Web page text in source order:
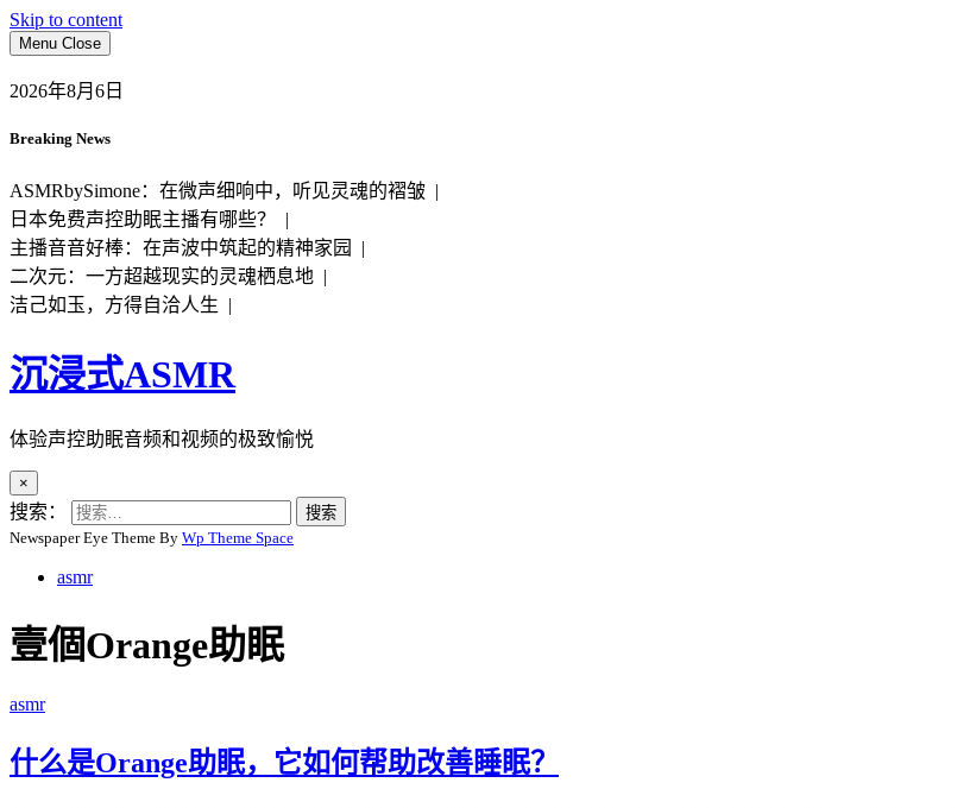
Skip to content
Menu Close
2026年8月6日
Breaking News
ASMRbySimone：在微声细响中，听见灵魂的褶皱 |
日本免费声控助眠主播有哪些？ |
主播音音好棒：在声波中筑起的精神家园 |
二次元：一方超越现实的灵魂栖息地 |
洁己如玉，方得自洽人生 |
沉浸式ASMR
体验声控助眠音频和视频的极致愉悦
×
搜索：
Newspaper Eye Theme By Wp Theme Space
asmr
壹個Orange助眠
asmr
什么是Orange助眠，它如何帮助改善睡眠？